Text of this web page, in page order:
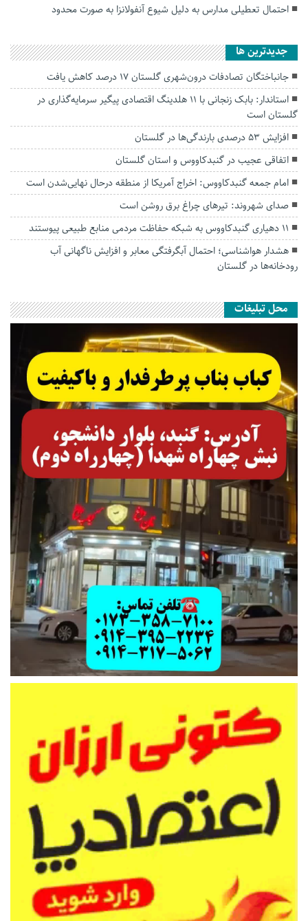
احتمال تعطیلی مدارس به دلیل شیوع آنفولانزا به صورت محدود
جديدترين ها
جانباختگان تصادفات درون‌شهری گلستان ۱۷ درصد کاهش یافت
استاندار: بابک زنجانی با ۱۱ هلدینگ اقتصادی پیگیر سرمایه‌گذاری در
گلستان است
افزایش ۵۳ درصدی بارندگی‌ها در گلستان
اتفاقی عجیب در‌ گنبدکاووس و استان گلستان
امام جمعه گنبدکاووس: اخراج آمریکا از منطقه درحال نهایی‌شدن است
صدای شهروند: تیرهای چراغ برق روشن است
۱۱ دهیاری گنبدکاووس به شبکه حفاظت مردمی منابع طبیعی پیوستند
هشدار هواشناسی؛ احتمال آبگرفتگی معابر و افزایش ناگهانی آب
رودخانه‌ها در گلستان
محل تبلیغات